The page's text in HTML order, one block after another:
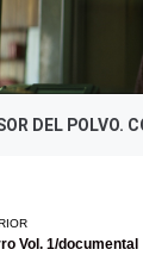
DEL POLVO.
Vol. 1/documental